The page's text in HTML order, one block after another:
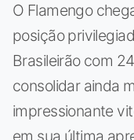
O Flamengo
posição
Brasileirão com
consolidar ainda
impressionante